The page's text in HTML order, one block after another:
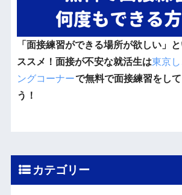
「面接練習ができる場所が欲しい」
ススメ！面接が不安な就活生は東京
ングコーナーで無料で面接練習をし
う！
カテゴリー